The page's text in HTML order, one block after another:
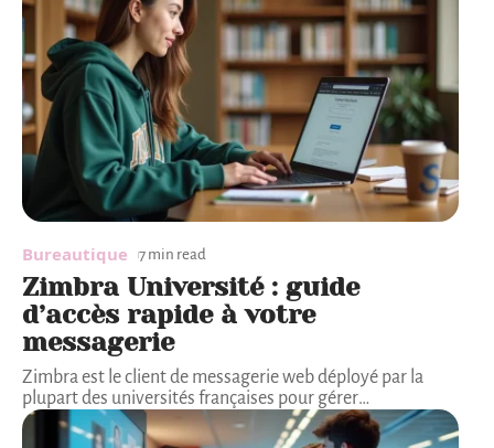
Bureautique 7 min read
Zimbra Université : guide
d’accès rapide à votre
messagerie
Zimbra est le client de messagerie web déployé par la
plupart des universités françaises pour gérer…